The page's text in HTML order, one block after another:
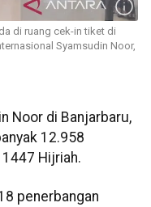
di ruang cek-in tiket di
Syamsudin Noor,
Noor di Banjarbaru,
12.958
Hijriah.
penerbangan